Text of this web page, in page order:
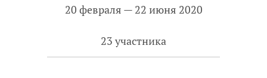
20 февраля — 22 июня 2020
23 участника